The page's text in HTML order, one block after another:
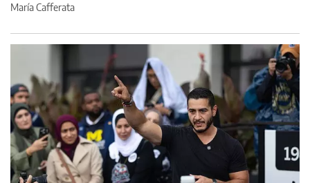
María Cafferata